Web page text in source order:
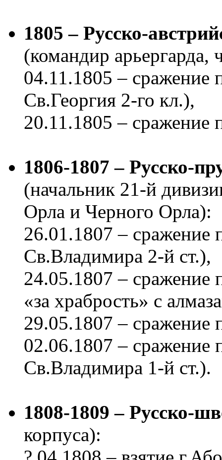
1805 – Русско-
(командир арьергарда,
04.11.1805 – сражение
Св.Георгия 2-го кл.),
20.11.1805 – сражение
1806-1807 – Русско-
(начальник 21-й
Орла и Черного Орла):
26.01.1807 –
Св.Владимира 2-й ст.),
24.05.1807 – сражение
«за храбрость» с
29.05.1807 – сражение
02.06.1807 – сражение
Св.Владимира 1-й ст.).
1808-1809 – Русско-
корпуса):